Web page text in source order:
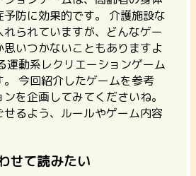
防に効果的です。 介護施設な
られていますが、どんなゲー
いつかないこともありますよ
運動系レクリエーションゲーム
今回紹介したゲームを参考
を企画してみてくださいね。
るよう、ルールやゲーム内容
せて読みたい